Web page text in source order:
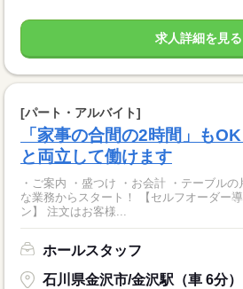
求人詳細を見る
[パート・アルバイト]
「家事の合間の2時間」も
と両立して働けます
・ご案内 ・盛つけ ・お会計 ・テーブル
な業務からスタート！ 【セルフオーダー導入なので接客がカンタ
ン】 注文はお客様...
ホールスタッフ
石川県金沢市/金沢駅（車 6分）